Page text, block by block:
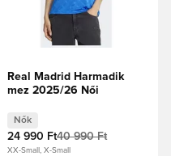
Real Madrid Harmadik
mez 2025/26 Női
Nők
24 990 Ft40 990 Ft
XX-Small, X-Small